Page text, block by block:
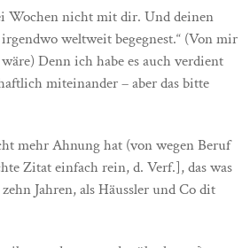
Wochen nicht mit dir. Und deinen
weltweit begegnest.“ (Von mir
Denn ich habe es auch verdient
miteinander – aber das bitte
mehr Ahnung hat (von wegen Beruf
Zitat einfach rein, d. Verf.], das was
Jahren, als Häussler und Co dit